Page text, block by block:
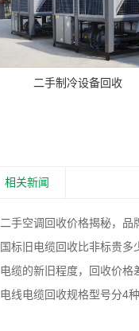
二手制冷设备回收
相关新闻
二手空调回收价格揭秘，品牌、型号
国标旧电缆回收比非标贵多少？搞
电缆的新旧程度，回收价格
电线电缆回收规格型号分4种